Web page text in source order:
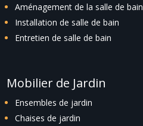
Aménagement de la salle de bain
Installation de salle de bain
Entretien de salle de bain
Mobilier de Jardin
Ensembles de jardin
Chaises de jardin